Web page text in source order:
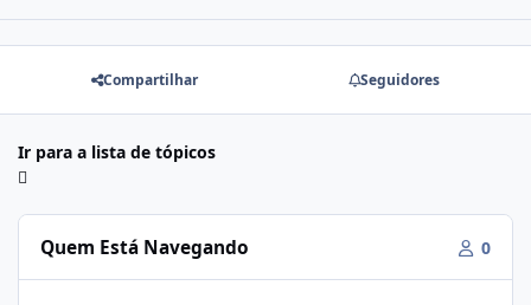
Compartilhar Seguidores
Ir para a lista de tópicos
Quem Está Navegando 0